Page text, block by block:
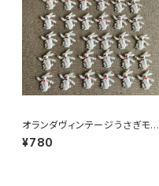
オランダヴィンテージうさぎモチ
ーフプラパーツ30個セットNo4
3
¥780